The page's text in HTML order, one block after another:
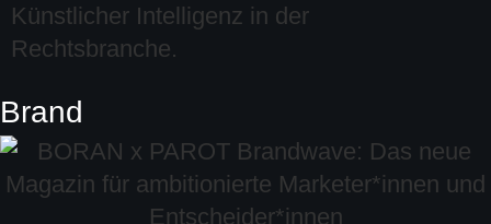
Künstlicher Intelligenz in der
Rechtsbranche.
Brand